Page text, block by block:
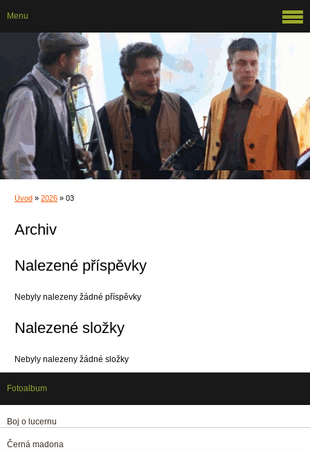
Úvod » 2026 » 03
Archiv
Nalezené příspěvky
Nebyly nalezeny žádné příspěvky
Nalezené složky
Nebyly nalezeny žádné složky
Menu
Fotoalbum
Boj o lucernu
Černá madona